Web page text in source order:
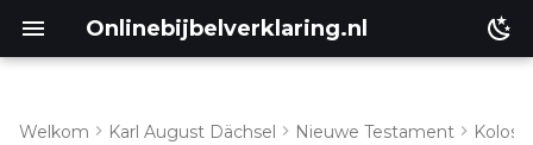
Onlinebijbelverklaring.nl
Welkom Karl August Dächsel Nieuwe Testament